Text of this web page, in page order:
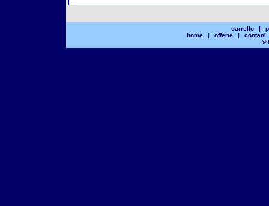
carrello |
home
| offerte |
contatti
©